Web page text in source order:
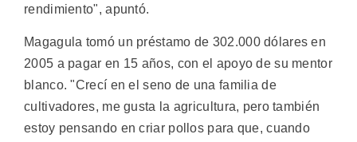
rendimiento", apuntó.
Magagula tomó un préstamo de 302.000 dólares en
2005 a pagar en 15 años, con el apoyo de su mentor
blanco. "Crecí en el seno de una familia de
cultivadores, me gusta la agricultura, pero también
estoy pensando en criar pollos para que, cuando